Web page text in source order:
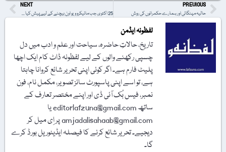
PREVIOUS
حالیہ مہنگائی اور ہمارے حکمرانوں کی روش
NEXT
25 اکتوبر، جب مائیکرو ویو اون بیچنے کے لیے پیش کیا گیا
لفظونہ ایڈمن
تاریخ، حالاتِ حاضرہ، سیاحت اور علم و ادب میں دل
چسپی رکھنے والوں کے لیے لفظونہ ڈاٹ کام ایک اچھا
پلیٹ فارم ہے۔ اگر کوئی اپنی تحریر شائع کروانا چاہتا
ہے، تو اسے اپنی پاسپورٹ سائز تصویر، مکمل نام، فون
نمبر، فیس بُک آئی ڈی اور اپنے مختصر تعارف کے
ساتھ editorlafzuna@gmail.com یا
amjadalisahaab@gmail.com پر اِی میل کر
دیجیے۔ تحریر شائع کرنے کا فیصلہ ایڈیٹوریل بورڈ کرے
گا۔